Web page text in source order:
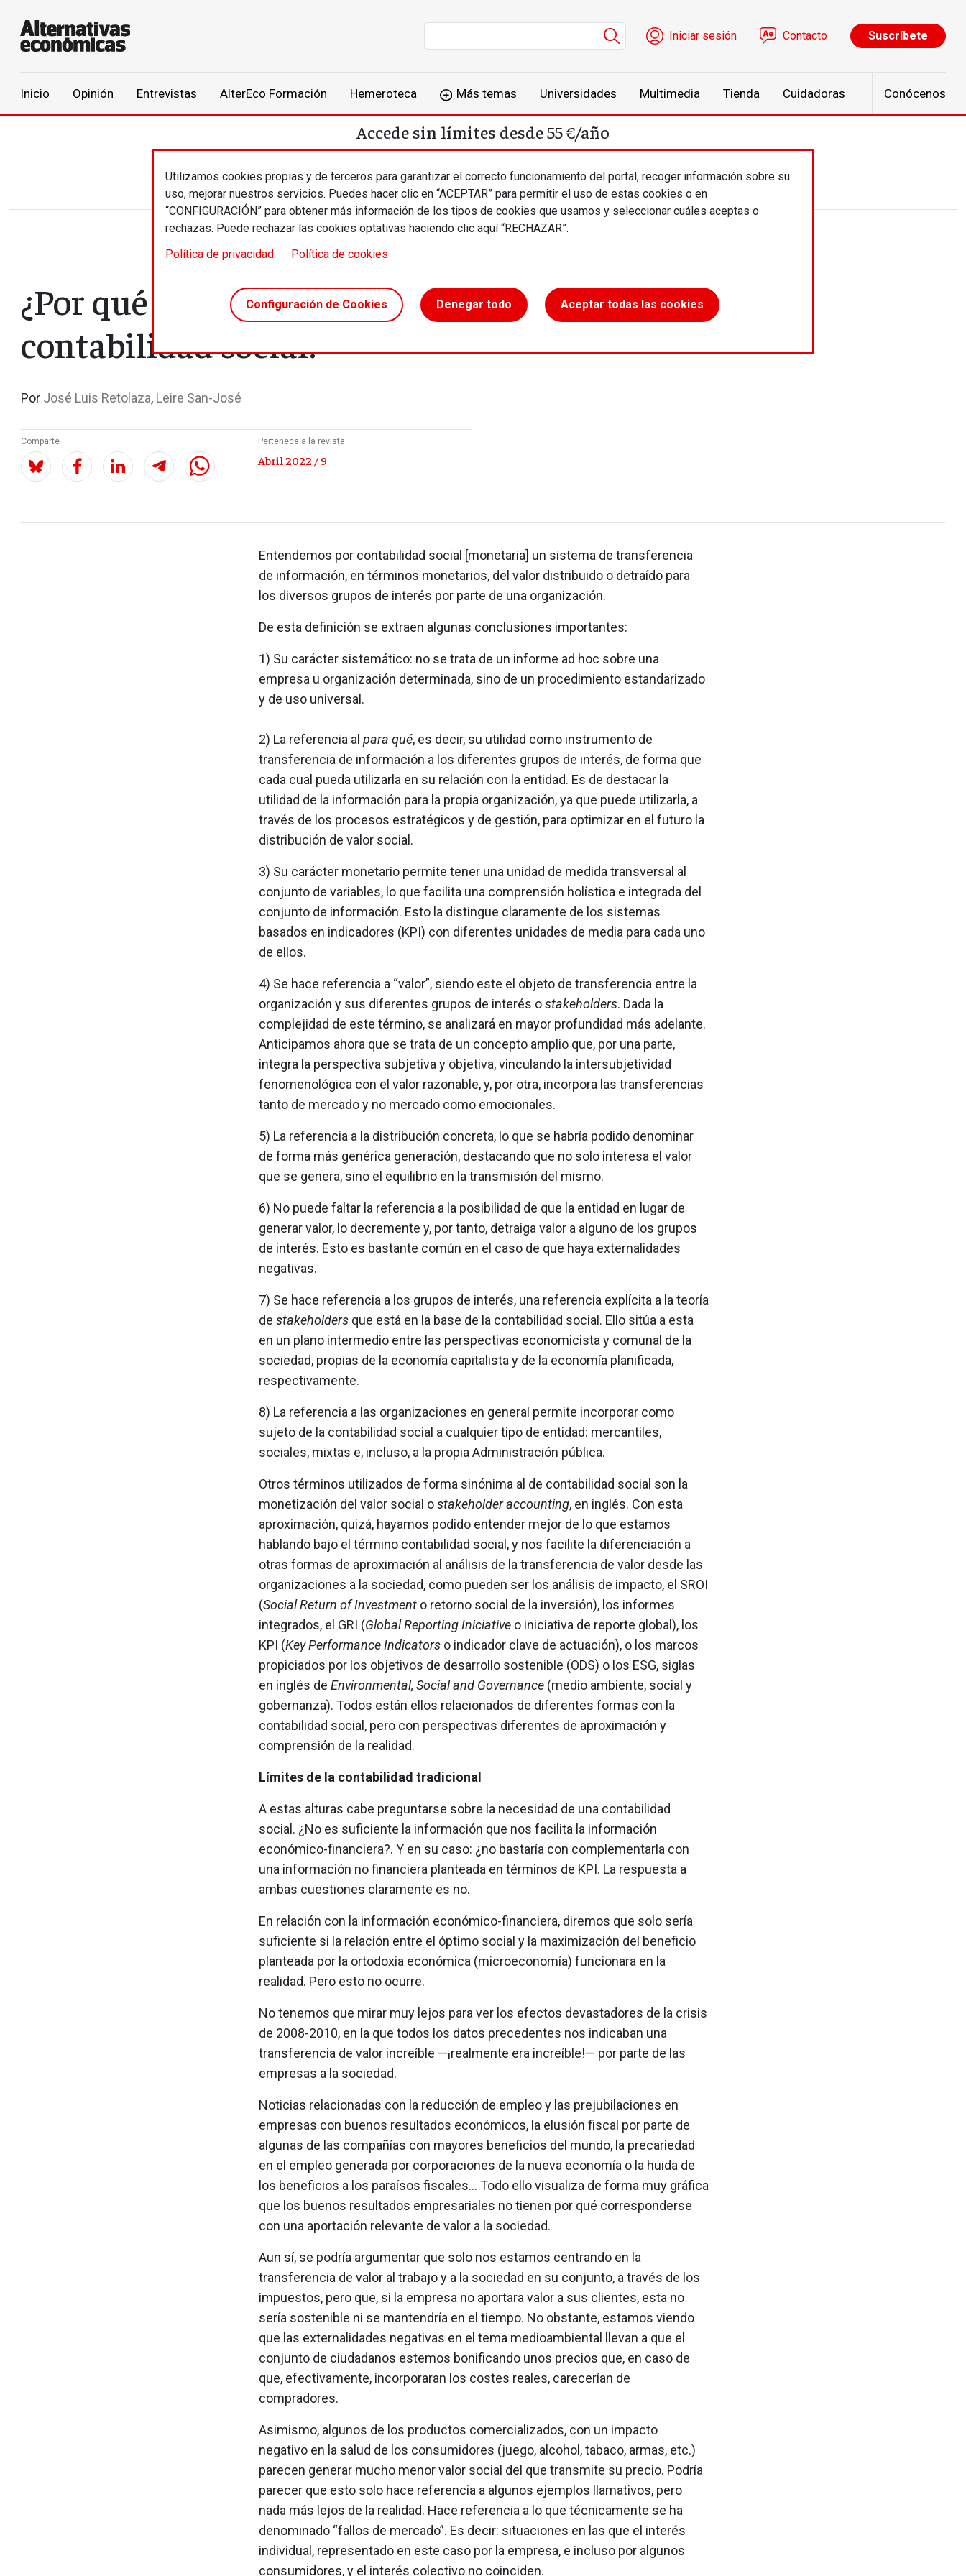
Menú de cuenta de usuario
Iniciar sesión Contacto Suscríbete
Inicio Opinión Entrevistas AlterEco Formación Hemeroteca Más temas Universidades Multimedia Tienda Cuidadoras Conócenos
Utilizamos cookies propias y de terceros para garantizar el correcto funcionamiento del portal, recoger información sobre su
uso, mejorar nuestros servicios. Puedes hacer clic en “ACEPTAR” para permitir el uso de estas cookies o en
“CONFIGURACIÓN” para obtener más información de los tipos de cookies que usamos y seleccionar cuáles aceptas o
rechazas. Puede rechazar las cookies optativas haciendo clic aquí “RECHAZAR”.
Política de privacidad
Política de cookies
Configuración de Cookies Denegar todo Aceptar todas las cookies
Accede sin límites desde 55 €/año
¿Por qué es necesaria una
contabilidad social?
Por José Luis Retolaza, Leire San-José
Comparte Pertenece a la revista
Abril 2022 / 9
Entendemos por contabilidad social [monetaria] un sistema de transferencia
de información, en términos monetarios, del valor distribuido o detraído para
los diversos grupos de interés por parte de una organización.
De esta definición se extraen algunas conclusiones importantes:
1) Su carácter sistemático: no se trata de un informe ad hoc sobre una
empresa u organización determinada, sino de un procedimiento estandarizado
y de uso universal.
2) La referencia al para qué, es decir, su utilidad como instrumento de
transferencia de información a los diferentes grupos de interés, de forma que
cada cual pueda utilizarla en su relación con la entidad. Es de destacar la
utilidad de la información para la propia organización, ya que puede utilizarla, a
través de los procesos estratégicos y de gestión, para optimizar en el futuro la
distribución de valor social.
3) Su carácter monetario permite tener una unidad de medida transversal al
conjunto de variables, lo que facilita una comprensión holística e integrada del
conjunto de información. Esto la distingue claramente de los sistemas
basados en indicadores (KPI) con diferentes unidades de media para cada uno
de ellos.
4) Se hace referencia a “valor”, siendo este el objeto de transferencia entre la
organización y sus diferentes grupos de interés ostakeholders. Dada la
complejidad de este término, se analizará en mayor profundidad más adelante.
Anticipamos ahora que se trata de un concepto amplio que, por una parte,
integra la perspectiva subjetiva y objetiva, vinculando la intersubjetividad
fenomenológica con el valor razonable, y, por otra, incorpora las transferencias
tanto de mercado y no mercado como emocionales.
5) La referencia a la distribución concreta, lo que se habría podido denominar
de forma más genérica generación, destacando que no solo interesa el valor
que se genera, sino el equilibrio en la transmisión del mismo.
6) No puede faltar la referencia a la posibilidad de que la entidad en lugar de
generar valor, lo decremente y, por tanto, detraiga valor a alguno de los grupos
de interés. Esto es bastante común en el caso de que haya externalidades
negativas.
7) Se hace referencia a los grupos de interés, una referencia explícita a la teoría
de stakeholdersque está en la base de la contabilidad social. Ello sitúa a esta
en un plano intermedio entre las perspectivas economicista y comunal de la
sociedad, propias de la economía capitalista y de la economía planificada,
respectivamente.
8) La referencia a las organizaciones en general permite incorporar como
sujeto de la contabilidad social a cualquier tipo de entidad: mercantiles,
sociales, mixtas e, incluso, a la propia Administración pública.
Otros términos utilizados de forma sinónima al de contabilidad social son la
monetización del valor social ostakeholder accounting, en inglés. Con esta
aproximación, quizá, hayamos podido entender mejor de lo que estamos
hablando bajo el término contabilidad social, y nos facilite la diferenciación a
otras formas de aproximación al análisis de la transferencia de valor desde las
organizaciones a la sociedad, como pueden ser los análisis de impacto, el SROI
(Social Return of Investment o retorno social de la inversión), los informes
integrados, el GRI (Global Reporting Iniciativeo iniciativa de reporte global), los
KPI (Key Performance Indicatorso indicador clave de actuación), o los marcos
propiciados por los objetivos de desarrollo sostenible (ODS) o los ESG, siglas
en inglés de Environmental, Social and Governance(medio ambiente, social y
gobernanza). Todos están ellos relacionados de diferentes formas con la
contabilidad social, pero con perspectivas diferentes de aproximación y
comprensión de la realidad.
Límites de la contabilidad tradicional
A estas alturas cabe preguntarse sobre la necesidad de una contabilidad
social. ¿No es suficiente la información que nos facilita la información
económico-financiera?. Y en su caso: ¿no bastaría con complementarla con
una información no financiera planteada en términos de KPI. La respuesta a
ambas cuestiones claramente es no.
En relación con la información económico-financiera, diremos que solo sería
suficiente si la relación entre el óptimo social y la maximización del beneficio
planteada por la ortodoxia económica (microeconomía) funcionara en la
realidad. Pero esto no ocurre.
No tenemos que mirar muy lejos para ver los efectos devastadores de la crisis
de 2008-2010, en la que todos los datos precedentes nos indicaban una
transferencia de valor increíble —¡realmente era increíble!— por parte de las
empresas a la sociedad.
Noticias relacionadas con la reducción de empleo y las prejubilaciones en
empresas con buenos resultados económicos, la elusión fiscal por parte de
algunas de las compañías con mayores beneficios del mundo, la precariedad
en el empleo generada por corporaciones de la nueva economía o la huida de
los beneficios a los paraísos fiscales… Todo ello visualiza de forma muy gráfica
que los buenos resultados empresariales no tienen por qué corresponderse
con una aportación relevante de valor a la sociedad.
Aun sí, se podría argumentar que solo nos estamos centrando en la
transferencia de valor al trabajo y a la sociedad en su conjunto, a través de los
impuestos, pero que, si la empresa no aportara valor a sus clientes, esta no
sería sostenible ni se mantendría en el tiempo. No obstante, estamos viendo
que las externalidades negativas en el tema medioambiental llevan a que el
conjunto de ciudadanos estemos bonificando unos precios que, en caso de
que, efectivamente, incorporaran los costes reales, carecerían de
compradores.
Asimismo, algunos de los productos comercializados, con un impacto
negativo en la salud de los consumidores (juego, alcohol, tabaco, armas, etc.)
parecen generar mucho menor valor social del que transmite su precio. Podría
parecer que esto solo hace referencia a algunos ejemplos llamativos, pero
nada más lejos de la realidad. Hace referencia a lo que técnicamente se ha
denominado “fallos de mercado”. Es decir: situaciones en las que el interés
individual, representado en este caso por la empresa, e incluso por algunos
consumidores, y el interés colectivo no coinciden.